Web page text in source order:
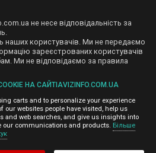
не несе відповідальність за
наших користувачів. Ми не передаємо
зареєстрованих користувачів
Ми не відповідаємо за правила
представлена реклама Google
Щоб дізнатися детальніше про
натисніть тут.
НА САЙТІAVIZINFO.COM.UA
carts and to personalize your experience
our websites people have visited, help us
and web searches, and give us insights into
our communications and products. Більше